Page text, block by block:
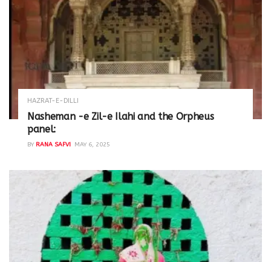
HAZRAT-E-DILLI
Nasheman -e Zil-e Ilahi and the Orpheus
panel:
BY RANA SAFVI MAY 6, 2025